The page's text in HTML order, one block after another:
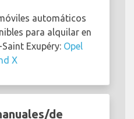
automáticos
para alquilar en
Exupéry: Opel
X
de